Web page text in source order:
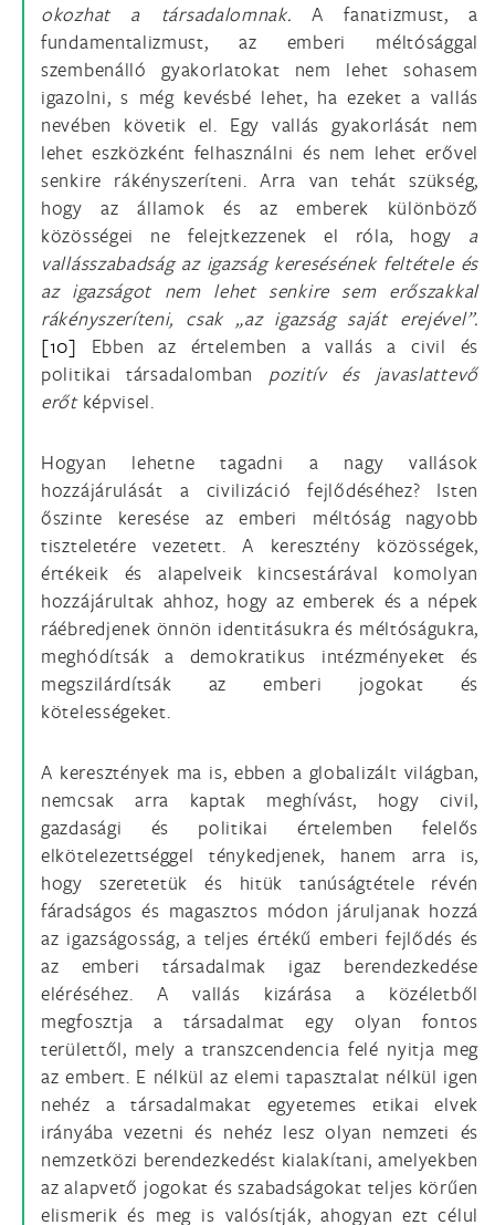
okozhat a társadalomnak. A fanatizmust, a
fundamentalizmust, az emberi méltósággal
szembenálló gyakorlatokat nem lehet sohasem
igazolni, s még kevésbé lehet, ha ezeket a vallás
nevében követik el. Egy vallás gyakorlását nem
lehet eszközként felhasználni és nem lehet erővel
senkire rákényszeríteni. Arra van tehát szükség,
hogy az államok és az emberek különböző
közösségei ne felejtkezzenek el róla, hogy a
vallásszabadság az igazság keresésének feltétele és
az igazságot nem lehet senkire sem erőszakkal
rákényszeríteni, csak „az igazság saját erejével”.
[10] Ebben az értelemben a vallás a civil és
politikai társadalomban pozitív és javaslattevő
erőtképvisel.
Hogyan lehetne tagadni a nagy vallások
hozzájárulását a civilizáció fejlődéséhez? Isten
őszinte keresése az emberi méltóság nagyobb
tiszteletére vezetett. A keresztény közösségek,
értékeik és alapelveik kincsestárával komolyan
hozzájárultak ahhoz, hogy az emberek és a népek
ráébredjenek önnön identitásukra és méltóságukra,
meghódítsák a demokratikus intézményeket és
megszilárdítsák az emberi jogokat és
kötelességeket.
A keresztények ma is, ebben a globalizált világban,
nemcsak arra kaptak meghívást, hogy civil,
gazdasági és politikai értelemben felelős
elkötelezettséggel ténykedjenek, hanem arra is,
hogy szeretetük és hitük tanúságtétele révén
fáradságos és magasztos módon járuljanak hozzá
az igazságosság, a teljes értékű emberi fejlődés és
az emberi társadalmak igaz berendezkedése
eléréséhez. A vallás kizárása a közéletből
megfosztja a társadalmat egy olyan fontos
területtől, mely a transzcendencia felé nyitja meg
az embert. E nélkül az elemi tapasztalat nélkül igen
nehéz a társadalmakat egyetemes etikai elvek
irányába vezetni és nehéz lesz olyan nemzeti és
nemzetközi berendezkedést kialakítani, amelyekben
az alapvető jogokat és szabadságokat teljes körűen
elismerik és meg is valósítják, ahogyan ezt célul